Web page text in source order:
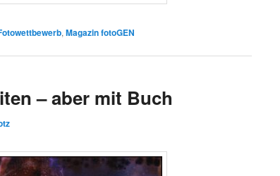
, Magazin fotoGEN
– aber mit Buch